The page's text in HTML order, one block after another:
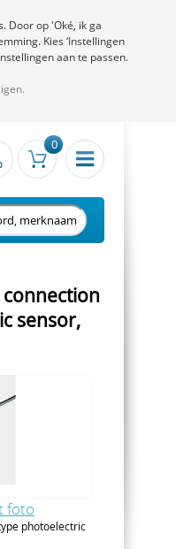
0
sensor,
foto
photoelectric
Door op 'Oké, ik ga
Kies ‘Instellingen
aan te passen.